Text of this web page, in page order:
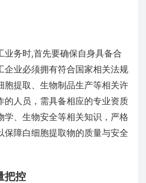
业务时,首先要确保自身具备合
企业必须拥有符合国家相关法规
胞提取、生物制品生产等相关许
的人员，需具备相应的专业资质
学、生物安全等相关知识，严格
保障白细胞提取物的质量与安全
把控